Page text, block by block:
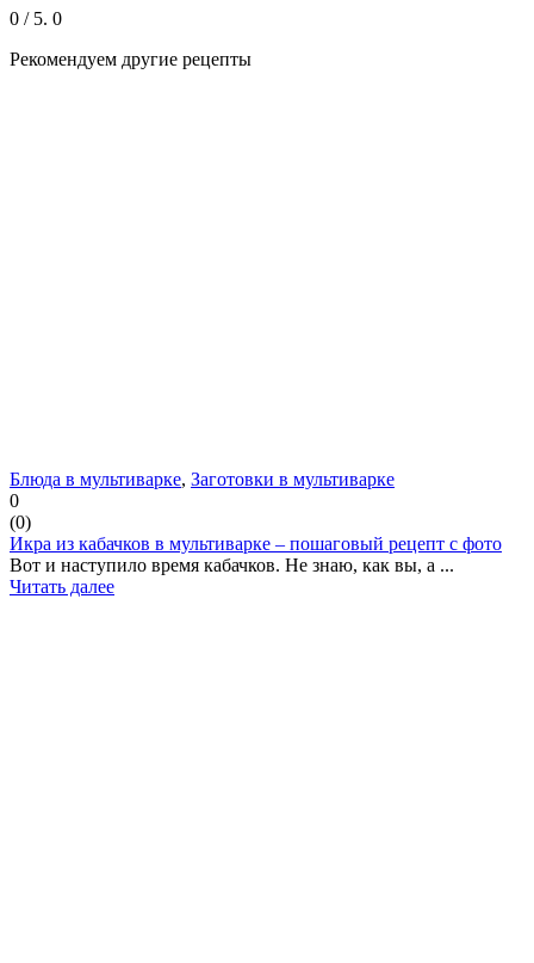
0 / 5. 0
Рекомендуем другие рецепты
Блюда в мультиварке, Заготовки в мультиварке
0
(0)
Икра из кабачков в мультиварке – пошаговый рецепт с фото
Вот и наступило время кабачков. Не знаю, как вы, а ...
Читать далее